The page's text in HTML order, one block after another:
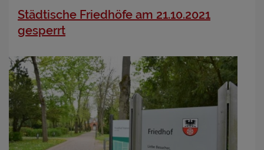
Städtische Friedhöfe am 21.10.2021
gesperrt